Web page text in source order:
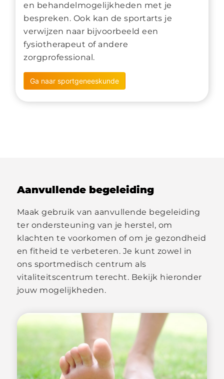
en behandelmogelijkheden met je
bespreken. Ook kan de sportarts je
verwijzen naar bijvoorbeeld een
fysiotherapeut of andere
zorgprofessional.
Ga naar sportgeneeskunde
Aanvullende begeleiding
Maak gebruik van aanvullende begeleiding
ter ondersteuning van je herstel, om
klachten te voorkomen of om je gezondheid
en fitheid te verbeteren. Je kunt zowel in
ons sportmedisch centrum als
vitaliteitscentrum terecht. Bekijk hieronder
jouw mogelijkheden.